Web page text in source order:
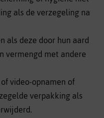
als de verzegeling na
als deze door hun aard
vermengd met andere
video-opnamen of
verpakking als